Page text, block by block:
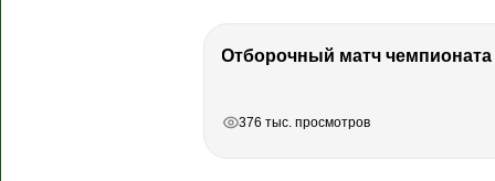
376 тыс. просмотров